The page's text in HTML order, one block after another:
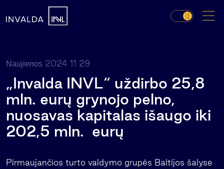
Naujienos 2024 11 29
„Invalda INVL“ uždirbo 25,8
mln. eurų grynojo pelno,
nuosavas kapitalas išaugo iki
202,5 mln. eurų
Pirmaujančios turto valdymo grupės Baltijos šalyse